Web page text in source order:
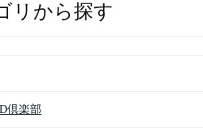
リから探す
倶楽部